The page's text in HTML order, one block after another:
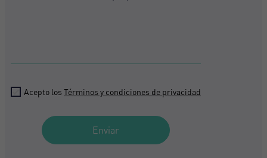
Acepto los Términos y condiciones de privacidad
Enviar